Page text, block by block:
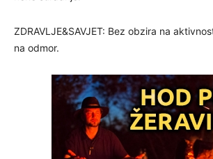
ZDRAVLJE&SAVJET: Bez obzira na
na odmor.